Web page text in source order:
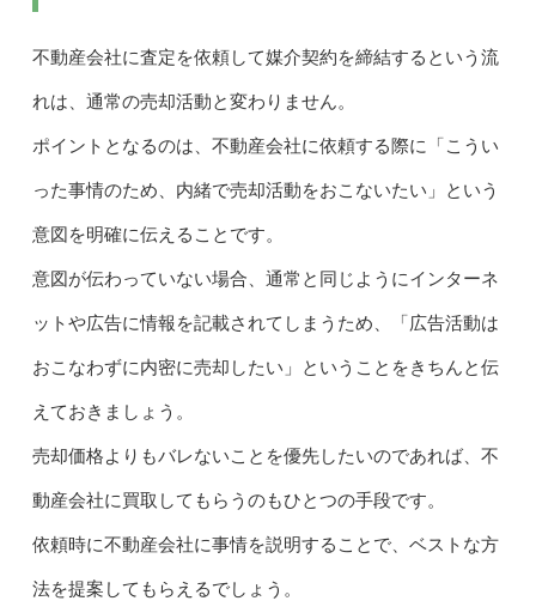
不動産会社に査定を依頼して媒介契約を締結するという流
れは、通常の売却活動と変わりません。
ポイントとなるのは、不動産会社に依頼する際に「こうい
った事情のため、内緒で売却活動をおこないたい」という
意図を明確に伝えることです。
意図が伝わっていない場合、通常と同じようにインターネ
ットや広告に情報を記載されてしまうため、「広告活動は
おこなわずに内密に売却したい」ということをきちんと伝
えておきましょう。
売却価格よりもバレないことを優先したいのであれば、不
動産会社に買取してもらうのもひとつの手段です。
依頼時に不動産会社に事情を説明することで、ベストな方
法を提案してもらえるでしょう。